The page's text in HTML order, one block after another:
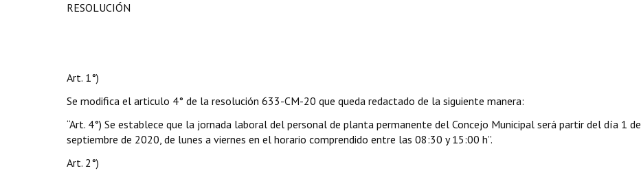
RESOLUCIÓN
Art. 1°)
Se modifica el articulo 4° de la resolución 633-CM-20 que queda redactado de la siguiente manera:
“Art. 4°) Se establece que la jornada laboral del personal de planta permanente del Concejo Municipal será partir del día 1 de
septiembre de 2020, de lunes a viernes en el horario comprendido entre las 08:30 y 15:00 h”.
Art. 2°)